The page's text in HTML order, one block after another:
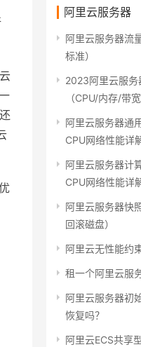
阿里云服务器
阿里云服务器流
标准）
2023阿里云服务
（CPU/内存/带
阿里云服务器通
CPU网络性能详
阿里云服务器计
CPU网络性能详
阿里云服务器快
回滚磁盘）
阿里云无性能约
租一个阿里云服
阿里云服务器初
恢复吗？
阿里云ECS共享